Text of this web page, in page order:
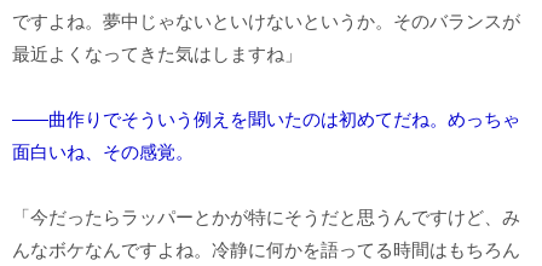
ですよね。夢中じゃないといけないというか。そのバランスが
最近よくなってきた気はしますね」
――曲作りでそういう例えを聞いたのは初めてだね。めっちゃ
面白いね、その感覚。
「今だったらラッパーとかが特にそうだと思うんですけど、み
んなボケなんですよね。冷静に何かを語ってる時間はもちろん